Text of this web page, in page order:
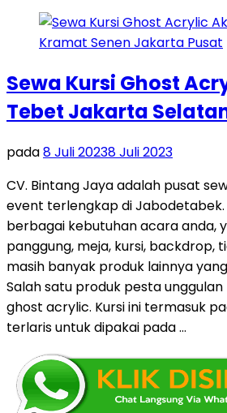
Sewa Kursi Ghost
Tebet Jakarta
pada8 Juli 20238 Juli 2023
CV. Bintang Jaya adalah pusat
event terlengkap di
berbagai kebutuhan acara anda,
panggung, meja, kursi, backdrop,
masih banyak produk lainnya
Salah satu produk pesta
ghost acrylic. Kursi ini termasuk
terlaris untuk dipakai pada …